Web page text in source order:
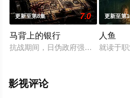
更新至第8集 7.0
马背上的银行
抗战期间，日伪政府强行推广、使
更新至第
人鱼
就读于
影视评论